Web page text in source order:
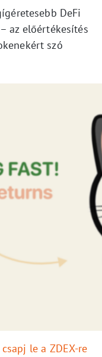
DeFi
az előértékesítés
szó
le a ZDEX-re